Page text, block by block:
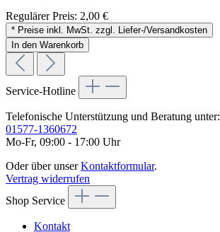
Regulärer Preis: 2,00 €
* Preise inkl. MwSt. zzgl. Liefer-/Versandkosten
In den Warenkorb
Service-Hotline
Telefonische Unterstützung und Beratung unter:
01577-1360672
Mo-Fr, 09:00 - 17:00 Uhr
Oder über unserKontaktformular.
Vertrag widerrufen
Shop Service
Kontakt